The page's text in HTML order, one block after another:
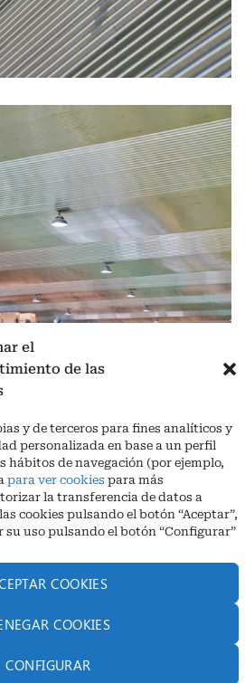
el
de las
y de terceros para fines analíticos y
personalizada en base a un perfil
hábitos de navegación (por ejemplo,
para ver cookies para más
la transferencia de datos a
cookies pulsando el botón “Aceptar”,
su uso pulsando el botón “Configurar”
COOKIES
COOKIES
CONFIGURAR
de privacidad
318 por Moriles km 15,5 M.I. (Córdoba)
España
– Longitud -04,58 | Telf. + 34 957 51
30 68
2026©. Diseñado porBabait Technology